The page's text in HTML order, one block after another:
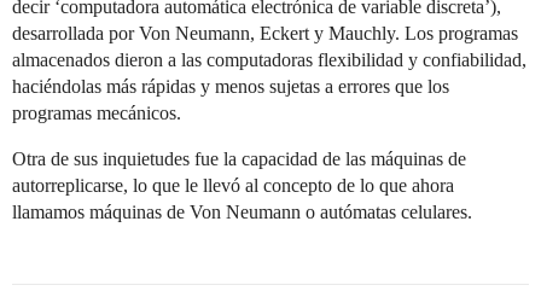
decir ‘computadora automática electrónica de variable discreta’),
desarrollada por Von Neumann, Eckert y Mauchly. Los programas
almacenados dieron a las computadoras flexibilidad y confiabilidad,
haciéndolas más rápidas y menos sujetas a errores que los
programas mecánicos.
Otra de sus inquietudes fue la capacidad de las máquinas de
autorreplicarse, lo que le llevó al concepto de lo que ahora
llamamos máquinas de Von Neumann o autómatas celulares.